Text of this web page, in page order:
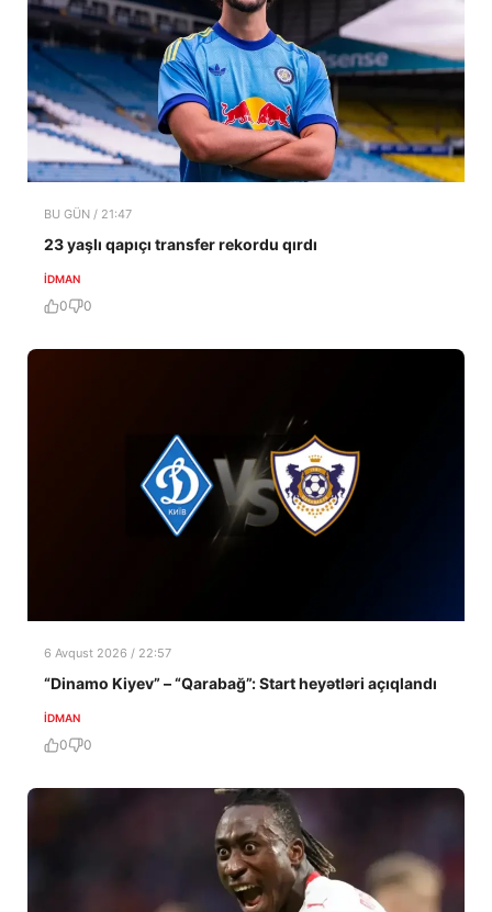
BU GÜN / 21:47
23 yaşlı qapıçı transfer rekordu qırdı
İDMAN
0 0
6 Avqust 2026 / 22:57
“Dinamo Kiyev” – “Qarabağ”: Start heyətləri açıqlandı
İDMAN
0 0